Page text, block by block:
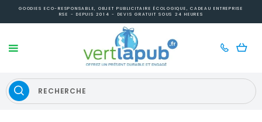
GOODIES ECO-RESPONSABLE, OBJET PUBLICITAIRE ÉCOLOGIQUE, CADEAU ENTREPRISE
RSE - DEPUIS 2014 - DEVIS GRATUIT SOUS 24 HEURES